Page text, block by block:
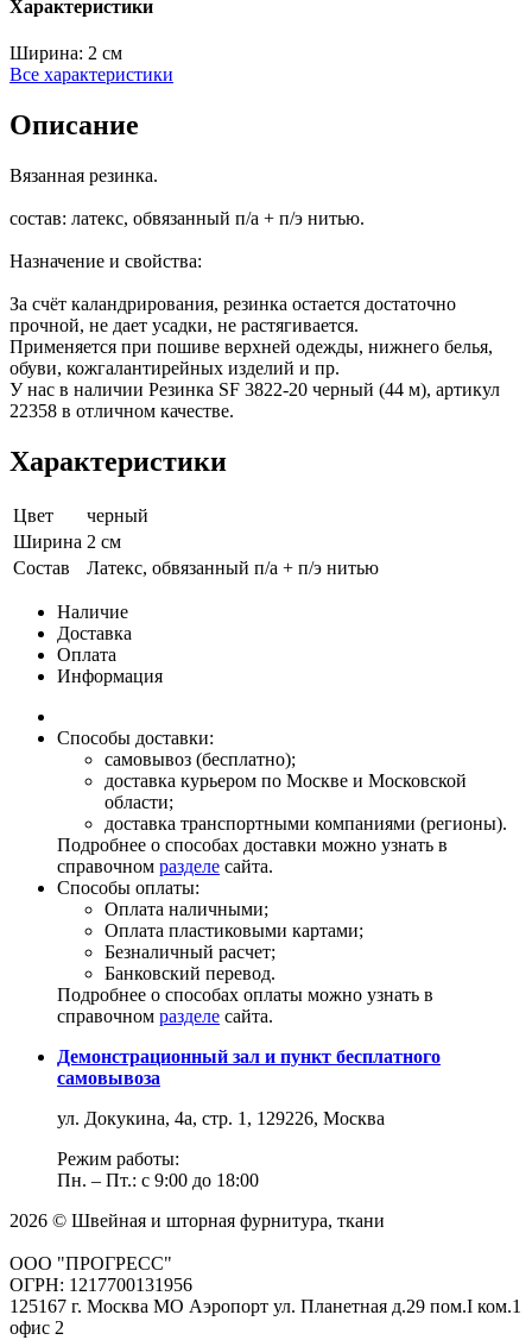
Характеристики
Ширина: 2 см
Все характеристики
Описание
Вязанная резинка.
состав: латекс, обвязанный п/а + п/э нитью.
Назначение и свойства:
За счёт каландрирования, резинка остается достаточно
прочной, не дает усадки, не растягивается.
Применяется при пошиве верхней одежды, нижнего белья,
обуви, кожгалантирейных изделий и пр.
У нас в наличии Резинка SF 3822-20 черный (44 м), артикул
22358 в отличном качестве.
Характеристики
Цвет
черный
Ширина 2 см
Состав
Латекс, обвязанный п/а + п/э нитью
Наличие
Доставка
Оплата
Информация
Способы доставки:
самовывоз (бесплатно);
доставка курьером по Москве и Московской
области;
доставка транспортными компаниями (регионы).
Подробнее о способах доставки можно узнать в
справочном разделе сайта.
Способы оплаты:
Оплата наличными;
Оплата пластиковыми картами;
Безналичный расчет;
Банковский перевод.
Подробнее о способах оплаты можно узнать в
справочном разделе сайта.
Демонстрационный зал и пункт бесплатного
самовывоза
ул. Докукина, 4а, стр. 1, 129226, Москва
Режим работы:
Пн. – Пт.: с 9:00 до 18:00
2026 © Швейная и шторная фурнитура, ткани
ООО "ПРОГРЕСС"
ОГРН: 1217700131956
125167 г. Москва МО Аэропорт ул. Планетная д.29 пом.I ком.1
офис 2